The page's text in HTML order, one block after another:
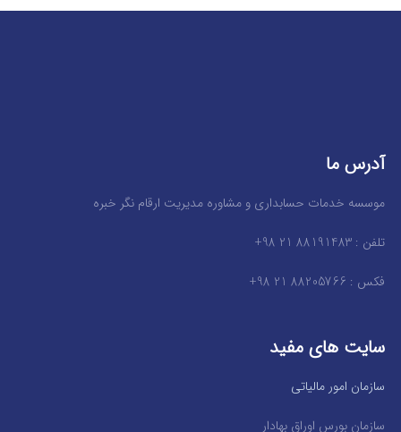
آدرس ما
موسسه خدمات حسابداری و مشاوره مدیریت ارقام نگر خبره
تلفن : 88191483 21 98+
فکس : 88205766 21 98+
سایت های مفید
سازمان امور مالیاتی
سازمان بورس اوراق بهادار